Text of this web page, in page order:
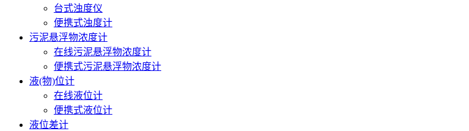
台式浊度仪
便携式浊度计
污泥悬浮物浓度计
在线污泥悬浮物浓度计
便携式污泥悬浮物浓度计
液(物)位计
在线液位计
便携式液位计
液位差计